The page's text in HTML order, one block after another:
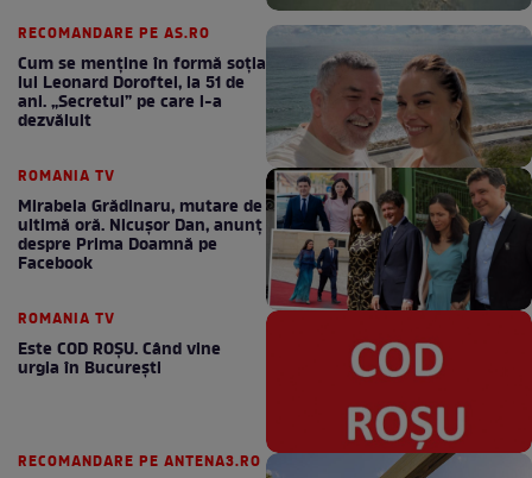
RECOMANDARE PE AS.RO
Cum se menţine în formă soţia
lui Leonard Doroftei, la 51 de
ani. „Secretul” pe care l-a
dezvăluit
ROMANIA TV
Mirabela Grădinaru, mutare de
ultimă oră. Nicuşor Dan, anunţ
despre Prima Doamnă pe
Facebook
ROMANIA TV
Este COD ROŞU. Când vine
urgia în Bucureşti
RECOMANDARE PE ANTENA3.RO